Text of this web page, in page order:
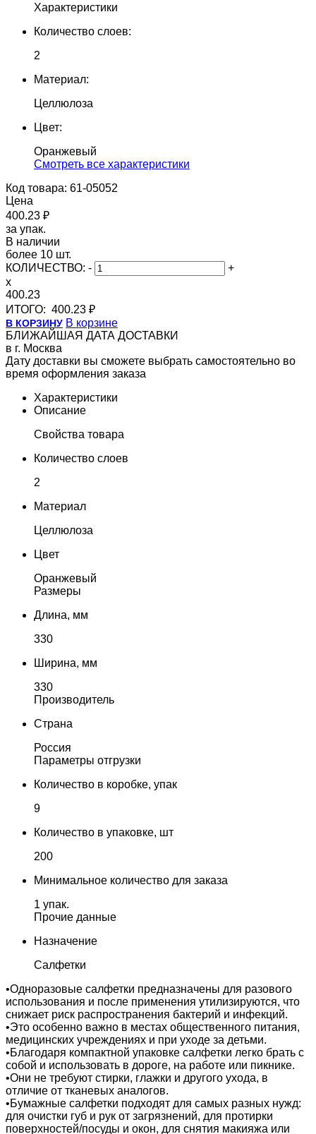
Характеристики
Количество слоев:
2
Материал:
Целлюлоза
Цвет:
Оранжевый
Cмотреть все характеристики
Код товара: 61-05052
Цена
400.23 ₽
за упак.
В наличии
более 10 шт.
КОЛИЧЕСТВО: -
+
x
400.23
ИТОГО: 400.23 ₽
В КОРЗИНУ В корзине
БЛИЖАЙШАЯ ДАТА ДОСТАВКИ
в г. Москва
Дату доставки вы сможете выбрать самостоятельно во
время оформления заказа
Характеристики
Описание
Свойства товара
Количество слоев
2
Материал
Целлюлоза
Цвет
Оранжевый
Размеры
Длина, мм
330
Ширина, мм
330
Производитель
Страна
Россия
Параметры отгрузки
Количество в коробке, упак
9
Количество в упаковке, шт
200
Минимальное количество для заказа
1 упак.
Прочие данные
Назначение
Салфетки
•Одноразовые салфетки предназначены для разового
использования и после применения утилизируются, что
снижает риск распространения бактерий и инфекций.
•Это особенно важно в местах общественного питания,
медицинских учреждениях и при уходе за детьми.
•Благодаря компактной упаковке салфетки легко брать с
собой и использовать в дороге, на работе или пикнике.
•Они не требуют стирки, глажки и другого ухода, в
отличие от тканевых аналогов.
•Бумажные салфетки подходят для самых разных нужд:
для очистки губ и рук от загрязнений, для протирки
поверхностей/посуды и окон, для снятия макияжа или